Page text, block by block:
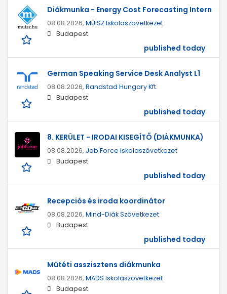
Diákmunka - Energy Cost Forecasting Intern
08.08.2026, MŰISZ Iskolaszövetkezet
Budapest
published today
German Speaking Service Desk Analyst L1
08.08.2026, Randstad Hungary Kft.
Budapest
published today
8. KERÜLET - IRODAI KISEGÍTŐ (DIÁKMUNKA)
08.08.2026, Job Force Iskolaszövetkezet
Budapest
published today
Recepciós és iroda koordinátor
08.08.2026, Mind-Diák Szövetkezet
Budapest
published today
Műtéti asszisztens diákmunka
08.08.2026, MADS Iskolaszövetkezet
Budapest